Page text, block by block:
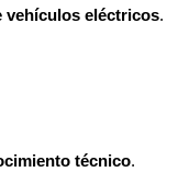
vehículos eléctricos.
técnico.